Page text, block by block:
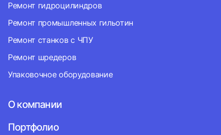
Ремонт гидроцилиндров
Ремонт промышленных гильотин
Ремонт станков с ЧПУ
Ремонт шредеров
Упаковочное оборудование
О компании
Портфолио